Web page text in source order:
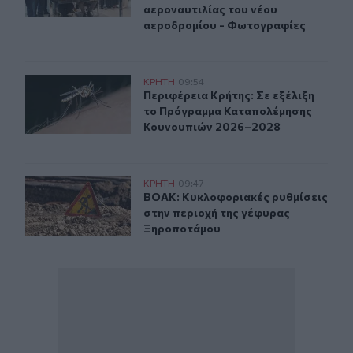
αεροναυτιλίας του νέου
αεροδρομίου - Φωτογραφίες
Περιφέρεια Κρήτης: Σε εξέλιξη το Πρόγραμμα
ΚΡΗΤΗ 09:54
Περιφέρεια Κρήτης: Σε εξέλιξη
Περιφέρεια Κρήτης: Σε εξέλιξη
το Πρόγραμμα Καταπολέμησης
Κουνουπιών 2026–2028
ΒΟΑΚ: Κυκλοφοριακές ρυθμίσεις στην περιοχή της
ΚΡΗΤΗ 09:47
ΒΟΑΚ: Κυκλοφοριακές ρυθμίσεις
ΒΟΑΚ: Κυκλοφοριακές ρυθμίσεις
στην περιοχή της γέφυρας
Ξηροποτάμου